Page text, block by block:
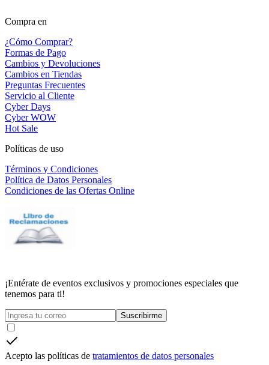
Compra en
¿Cómo Comprar?
Formas de Pago
Cambios y Devoluciones
Cambios en Tiendas
Preguntas Frecuentes
Servicio al Cliente
Cyber Days
Cyber WOW
Hot Sale
Políticas de uso
Términos y Condiciones
Política de Datos Personales
Condiciones de las Ofertas Online
¡Entérate de eventos exclusivos y promociones especiales que
tenemos para ti!
Suscribirme
Acepto las políticas de tratamientos de datos personales